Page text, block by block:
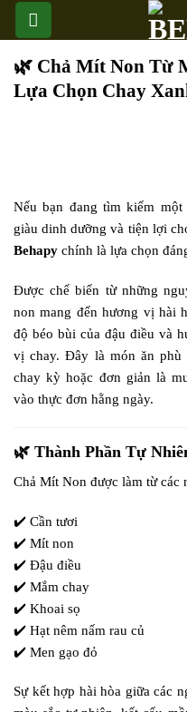
🌿 Chả Mít Non Từ
Lựa Chọn Chay
Nếu bạn đang tìm kiếm
giàu dinh dưỡng và tiện lợi
Behapy chính là lựa chọn
Được chế biến từ những
non mang đến hương vị hài
độ béo bùi của đậu điều và
vị chay. Đây là món ăn phù
chay kỳ hoặc đơn giản là
vào thực đơn hằng ngày.
🌿 Thành Phần Tự
Chả Mít Non được làm từ các
✔️ Cần tươi
✔️ Mít non
✔️ Đậu điều
✔️ Mắm chay
✔️ Khoai sọ
✔️ Hạt nêm nấm rau củ
✔️ Men gạo đỏ
Sự kết hợp hài hòa giữa các